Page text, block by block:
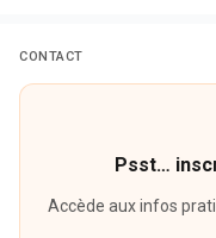
CONTACT
Psst…
Accède aux infos